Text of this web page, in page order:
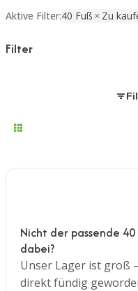
Aktive Filter:40 Fuß Zu
Filter
Nicht der passende
dabei?
Unser Lager ist groß
direkt fündig